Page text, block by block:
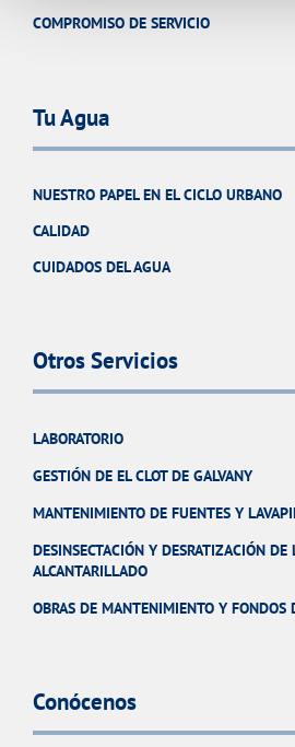
COMPROMISO DE SERVICIO
Tu Agua
NUESTRO PAPEL EN EL CICLO URBANO
CALIDAD
CUIDADOS DEL AGUA
Otros Servicios
LABORATORIO
GESTIÓN DE EL CLOT DE GALVANY
MANTENIMIENTO DE FUENTES Y
DESINSECTACIÓN Y DESRATIZACIÓN DE
ALCANTARILLADO
OBRAS DE MANTENIMIENTO Y FONDOS
Conócenos